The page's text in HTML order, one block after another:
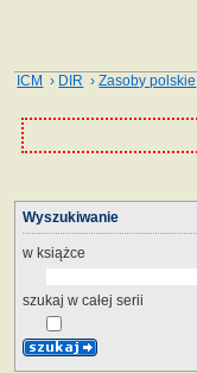
ICM › DIR ›Zasoby polskie
Wyszukiwanie
w książce
szukaj w całej serii